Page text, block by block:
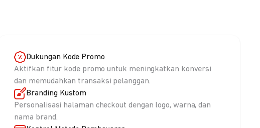
Dukungan Kode Promo
Aktifkan fitur kode promo untuk meningkatkan konversi
dan memudahkan transaksi pelanggan.
Branding Kustom
Personalisasi halaman checkout dengan logo, warna, dan
nama brand.